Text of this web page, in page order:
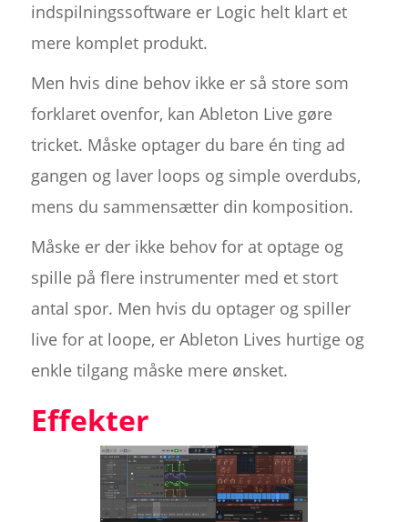
indspilningssoftware er Logic helt klart et
mere komplet produkt.
Men hvis dine behov ikke er så store som
forklaret ovenfor, kan Ableton Live gøre
tricket. Måske optager du bare én ting ad
gangen og laver loops og simple overdubs,
mens du sammensætter din komposition.
Måske er der ikke behov for at optage og
spille på flere instrumenter med et stort
antal spor. Men hvis du optager og spiller
live for at loope, er Ableton Lives hurtige og
enkle tilgang måske mere ønsket.
Effekter